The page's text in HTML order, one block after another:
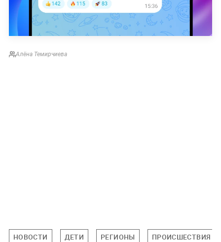
Алёна Темирчиева
НОВОСТИ ДЕТИ РЕГИОНЫ ПРОИСШЕСТВИЯ